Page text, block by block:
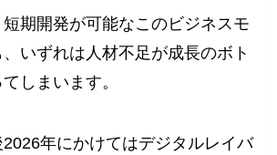
期開発が可能なこのビジネスモ
いずれは人材不足が成長のボト
しまいます。
年にかけてはデジタルレイバ